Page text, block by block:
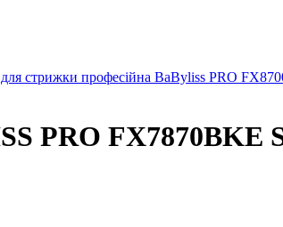
стрижки професійна BaByliss PRO
PRO FX7870BKE